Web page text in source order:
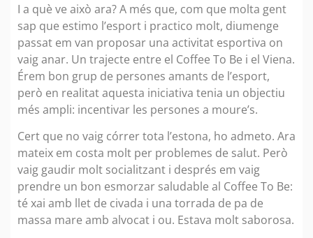
I a què ve això ara? A més que, com que molta gent
sap que estimo l’esport i practico molt, diumenge
passat em van proposar una activitat esportiva on
vaig anar. Un trajecte entre el Coffee To Be i el Viena.
Érem bon grup de persones amants de l’esport,
però en realitat aquesta iniciativa tenia un objectiu
més ampli: incentivar les persones a moure’s.
Cert que no vaig córrer tota l’estona, ho admeto. Ara
mateix em costa molt per problemes de salut. Però
vaig gaudir molt socialitzant i després em vaig
prendre un bon esmorzar saludable al Coffee To Be:
té xai amb llet de civada i una torrada de pa de
massa mare amb alvocat i ou. Estava molt saborosa.